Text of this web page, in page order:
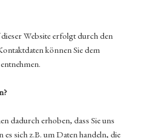
Website erfolgt durch den
können Sie dem
dadurch erhoben, dass Sie uns
es sich z.B. um Daten handeln, die